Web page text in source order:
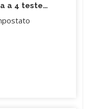
a 4 teste
per linea di